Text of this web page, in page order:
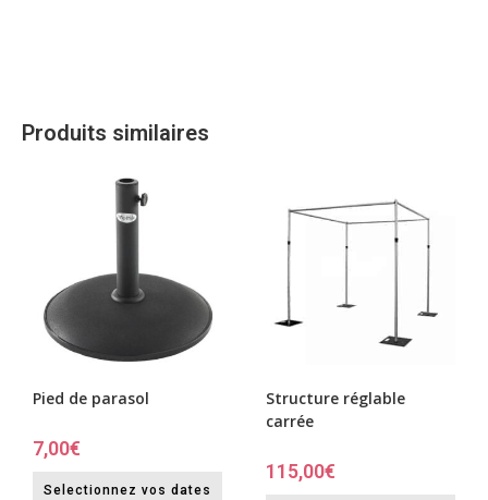
Produits similaires
Pied de parasol
7,00€
Selectionnez vos dates
Structure réglable
carrée
115,00€